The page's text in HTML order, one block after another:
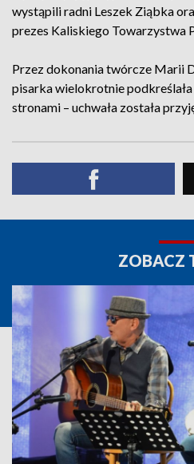
wystąpili radni Leszek Ziąbka
prezes Kaliskiego Towarzystwa
Przez dokonania twórcze Marii
pisarka wielokrotnie
stronami – uchwała została
ZOBACZ